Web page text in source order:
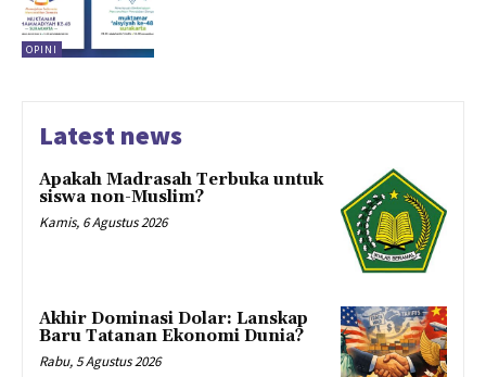
OPINI
Latest news
Apakah Madrasah Terbuka untuk
siswa non-Muslim?
Kamis, 6 Agustus 2026
Akhir Dominasi Dolar: Lanskap
Baru Tatanan Ekonomi Dunia?
Rabu, 5 Agustus 2026